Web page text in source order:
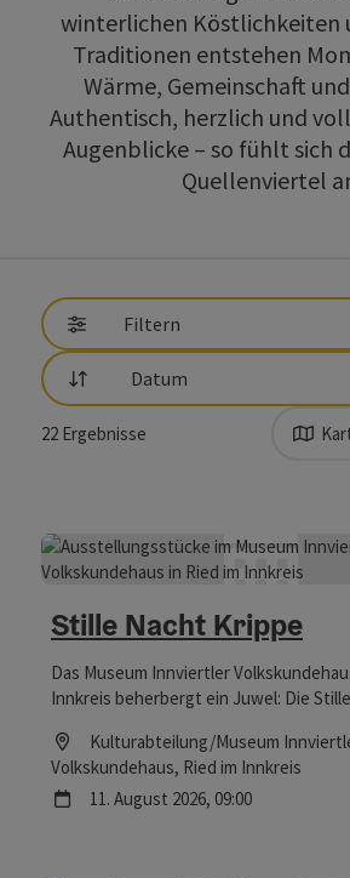
winterlichen Köstlichkeiten
Traditionen entstehen
Wärme, Gemeinschaft
Authentisch, herzlich und
Augenblicke – so fühlt sich
Quellenviertel
Filtern
Sortierung
22 Ergebnisse
Stille Nacht Krippe
Das Museum Innviertler
Innkreis beherbergt ein Juwel: Die
Weihnachtsliedes der Welt – und ist
Weihnachtszeit einen Besuch wert.
Location
Kulturabteilung/Museum
Volkskundehaus, Ried im Innkreis
Nächster Termin
11. August 2026, 09:00